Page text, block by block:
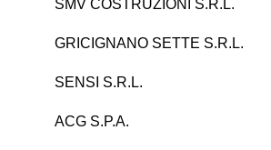
SMV COSTRUZIONI S.R.L.
GRICIGNANO SETTE S.R.L.
SENSI S.R.L.
ACG S.P.A.